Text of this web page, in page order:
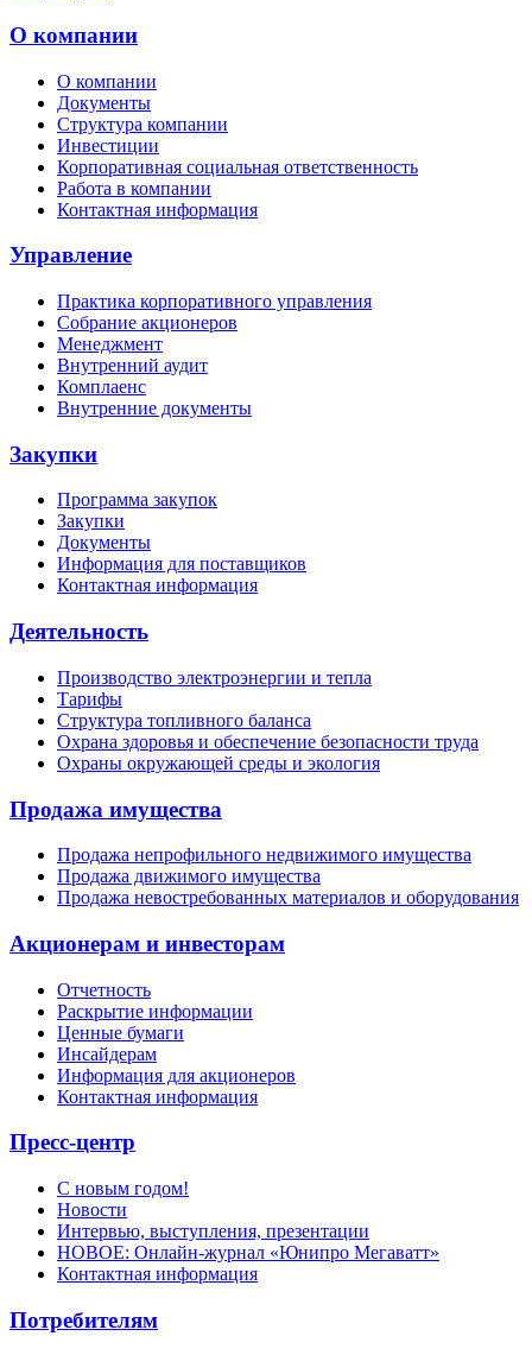
О компании
О компании
Документы
Структура компании
Инвестиции
Корпоративная социальная ответственность
Работа в компании
Контактная информация
Управление
Практика корпоративного управления
Собрание акционеров
Менеджмент
Внутренний аудит
Комплаенс
Внутренние документы
Закупки
Программа закупок
Закупки
Документы
Информация для поставщиков
Контактная информация
Деятельность
Производство электроэнергии и тепла
Тарифы
Структура топливного баланса
Охрана здоровья и обеспечение безопасности труда
Охраны окружающей среды и экология
Продажа имущества
Продажа непрофильного недвижимого имущества
Продажа движимого имущества
Продажа невостребованных материалов и оборудования
Акционерам и инвесторам
Отчетность
Раскрытие информации
Ценные бумаги
Инсайдерам
Информация для акционеров
Контактная информация
Пресс-центр
С новым годом!
Новости
Интервью, выступления, презентации
НОВОЕ: Онлайн-журнал «Юнипро Мегаватт»
Контактная информация
Потребителям